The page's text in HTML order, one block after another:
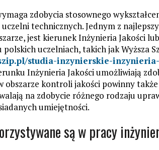
zdobycia stosownego
technicznych. Jednym z
jest kierunek Inżynieria Jakości
uczelniach, takich jak Wyższa
studia-inzynierskie-inzynieria-
Inżynieria Jakości umożliwiają
obszarze kontroli jakości powinny
na zdobycie różnego rodzaju
umiejętności.
są w pracy